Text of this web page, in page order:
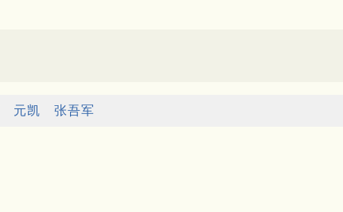
元凯 张吾军